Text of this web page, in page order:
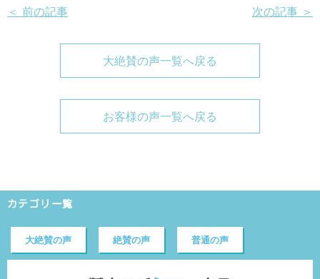
＜ 前の記事 次の記事 ＞
大絶賛の声一覧へ戻る
お客様の声一覧へ戻る
カテゴリ一覧
大絶賛の声 絶賛の声 普通の声